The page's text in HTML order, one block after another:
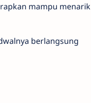
mampu menarik
berlangsung